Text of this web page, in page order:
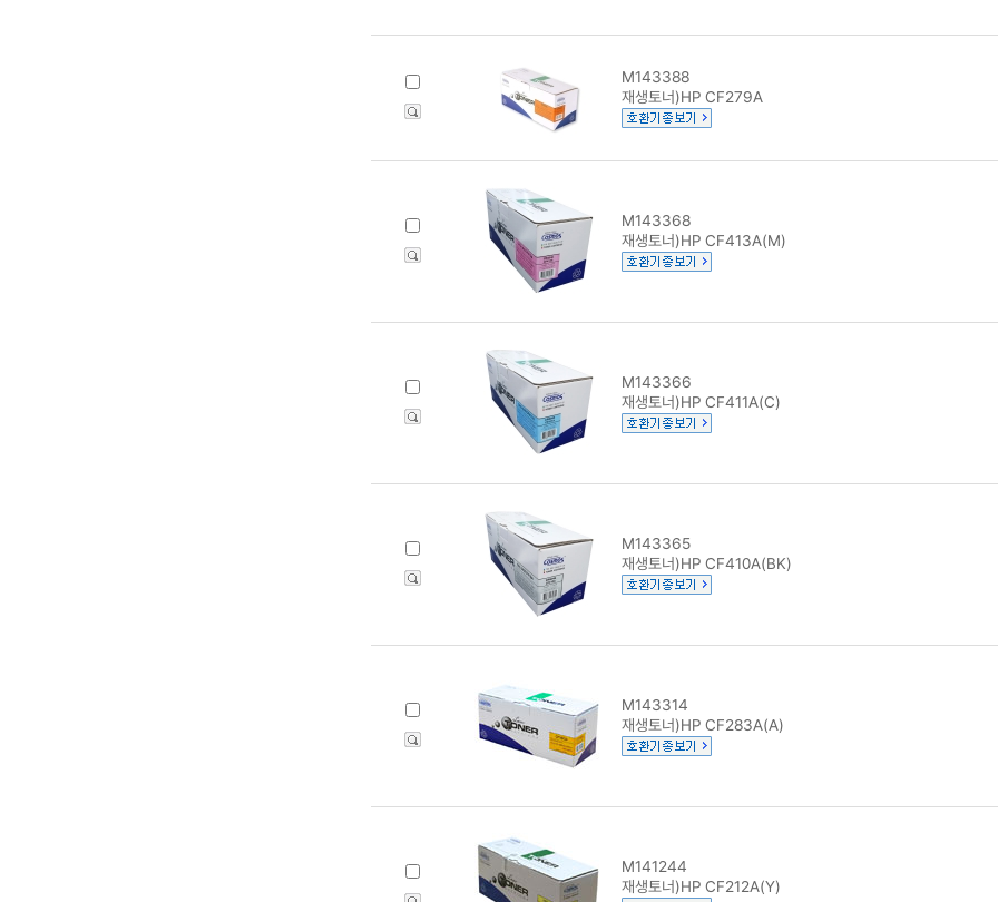
M143388
재생토너)HP CF279A
M143368
재생토너)HP CF413A(M)
M143366
재생토너)HP CF411A(C)
M143365
재생토너)HP CF410A(BK)
M143314
재생토너)HP CF283A(A)
M141244
재생토너)HP CF212A(Y)